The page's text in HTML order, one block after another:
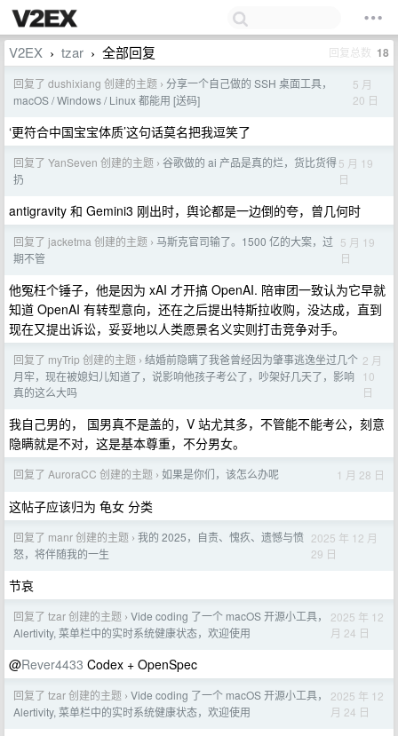
V2EX › tzar › 全部回复 回复总数 18
回复了 dushixiang 创建的主题 › 分享一个自己做的 SSH 桌面工具，
macOS / Windows / Linux 都能用 [送码]
5 月
20 日
‘更符合中国宝宝体质’这句话莫名把我逗笑了
回复了 YanSeven 创建的主题 › 谷歌做的 ai 产品是真的烂，货比货得
扔
5 月 19
日
antigravity 和 Gemini3 刚出时，舆论都是一边倒的夸，曾几何时
回复了 jacketma 创建的主题 › 马斯克官司输了。1500 亿的大案，过
期不管
5 月 19
日
他冤枉个锤子，他是因为 xAI 才开搞 OpenAI. 陪审团一致认为它早就
知道 OpenAI 有转型意向，还在之后提出特斯拉收购，没达成，直到
现在又提出诉讼，妥妥地以人类愿景名义实则打击竞争对手。
回复了 myTrip 创建的主题 › 结婚前隐瞒了我爸曾经因为肇事逃逸坐过几个
月牢，现在被媳妇儿知道了，说影响他孩子考公了，吵架好几天了，影响
真的这么大吗
2 月
10
日
我自己男的， 国男真不是盖的，V 站尤其多，不管能不能考公，刻意
隐瞒就是不对，这是基本尊重，不分男女。
回复了 AuroraCC 创建的主题 › 如果是你们，该怎么办呢 1 月 28 日
这帖子应该归为 龟女 分类
回复了 manr 创建的主题 › 我的 2025，自责、愧疚、遗憾与愤
怒，将伴随我的一生
2025 年 12 月
29 日
节哀
回复了 tzar 创建的主题 › Vide coding 了一个 macOS 开源小工具，
Alertivity, 菜单栏中的实时系统健康状态，欢迎使用
2025 年 12
月 24 日
@Rever4433 Codex + OpenSpec
回复了 tzar 创建的主题 › Vide coding 了一个 macOS 开源小工具，
Alertivity, 菜单栏中的实时系统健康状态，欢迎使用
2025 年 12
月 24 日